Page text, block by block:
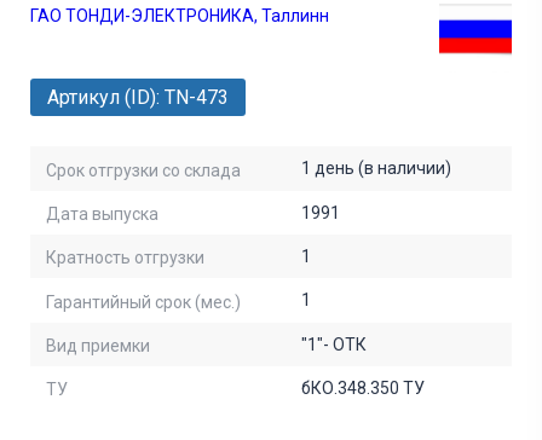
ГАО ТОНДИ-ЭЛЕКТРОНИКА, Таллинн
Артикул (ID): TN-473
Срок отгрузки со склада 1 день (в наличии)
Дата выпуска 1991
Кратность отгрузки 1
Гарантийный срок (мес.) 1
Вид приемки "1"- ОТК
ТУ бКО.348.350 ТУ